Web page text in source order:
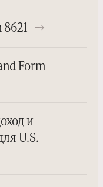
8621 →
Form
и
U.S.